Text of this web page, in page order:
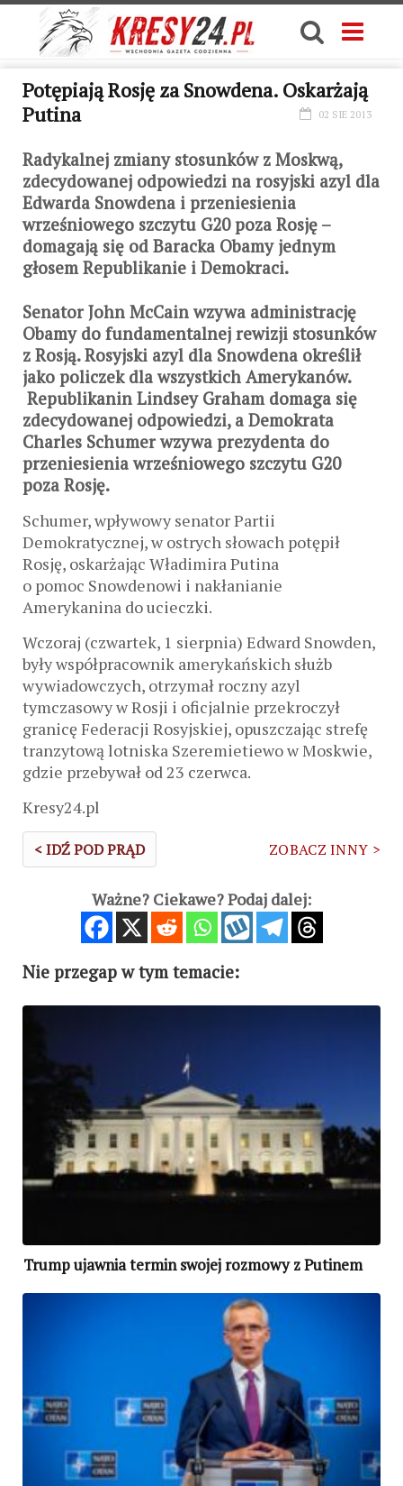
Potępiają Rosję za Snowdena. Oskarżają
Putina
02 SIE 2013
Radykalnej zmiany stosunków z Moskwą,
zdecydowanej odpowiedzi na rosyjski azyl dla
Edwarda Snowdena i przeniesienia
wrześniowego szczytu G20 poza Rosję –
domagają się od Baracka Obamy jednym
głosem Republikanie i Demokraci.
Senator John McCain wzywa administrację
Obamy do fundamentalnej rewizji stosunków
z Rosją. Rosyjski azyl dla Snowdena określił
jako policzek dla wszystkich Amerykanów.
Republikanin Lindsey Graham domaga się
zdecydowanej odpowiedzi, a Demokrata
Charles Schumer wzywa prezydenta do
przeniesienia wrześniowego szczytu G20
poza Rosję.
Schumer, wpływowy senator Partii
Demokratycznej, w ostrych słowach potępił
Rosję, oskarżając Władimira Putina
o pomoc Snowdenowi i nakłanianie
Amerykanina do ucieczki.
Wczoraj (czwartek, 1 sierpnia) Edward Snowden,
były współpracownik amerykańskich służb
wywiadowczych, otrzymał roczny azyl
tymczasowy w Rosji i oficjalnie przekroczył
granicę Federacji Rosyjskiej, opuszczając strefę
tranzytową lotniska Szeremietiewo w Moskwie,
gdzie przebywał od 23 czerwca.
Kresy24.pl
< IDŹ POD PRĄD ZOBACZ INNY >
Ważne? Ciekawe? Podaj dalej:
Nie przegap w tym temacie:
Trump ujawnia termin swojej rozmowy z Putinem